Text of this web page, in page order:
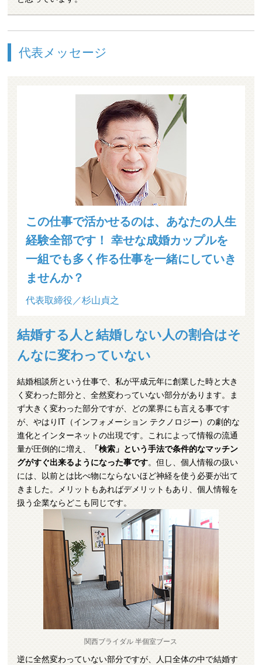
代表メッセージ
この仕事で活かせるのは、あなたの人生
経験全部です！ 幸せな成婚カップルを
一組でも多く作る仕事を一緒にしていき
ませんか？
代表取締役／杉山貞之
結婚する人と結婚しない人の割合はそ
んなに変わっていない
結婚相談所という仕事で、私が平成元年に創業した時と大き
く変わった部分と、全然変わっていない部分があります。ま
ず大きく変わった部分ですが、どの業界にも言える事です
が、やはりIT（インフォメーション テクノロジー）の劇的な
進化とインターネットの出現です。これによって情報の流通
量が圧倒的に増え、
「検索」という手法で条件的なマッチン
グがすぐ出来るようになった事です。但し、個人情報の扱い
には、以前とは比べ物にならないほど神経を使う必要が出て
きました。メリットもあればデメリットもあり、個人情報を
扱う企業ならどこも同じです。
関西ブライダル 半個室ブース
逆に全然変わっていない部分ですが、人口全体の中で結婚す